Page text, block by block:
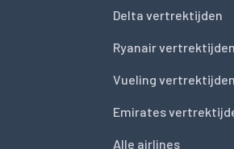
Delta vertrektijden
Ryanair vertrektijden
Vueling vertrektijden
Emirates
Alle airlines